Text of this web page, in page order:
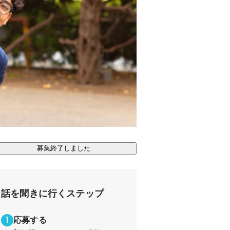
募集終了しました
話を聞きに行くステップ
応募する